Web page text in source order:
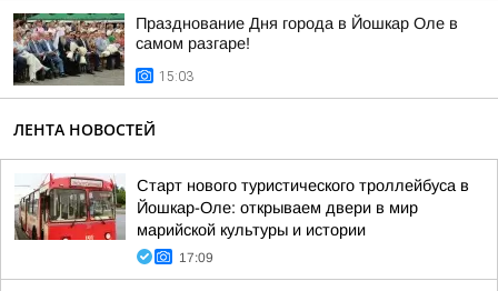
Празднование Дня города в Йошкар Оле в
самом разгаре!
15:03
ЛЕНТА НОВОСТЕЙ
Старт нового туристического троллейбуса в
Йошкар-Оле: открываем двери в мир
марийской культуры и истории
17:09